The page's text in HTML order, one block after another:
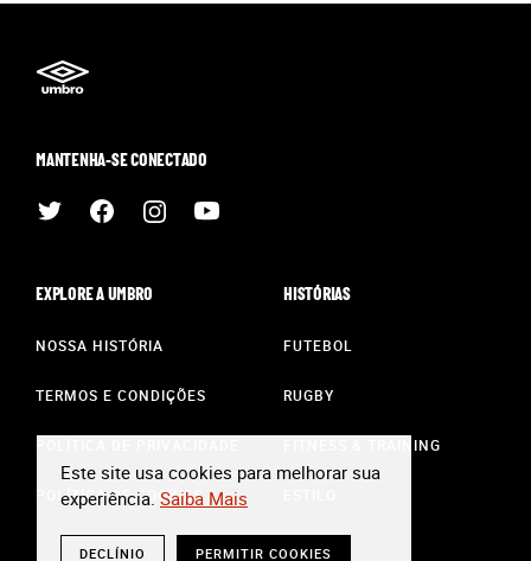
MANTENHA-SE CONECTADO
EXPLORE A UMBRO
NOSSA HISTÓRIA
TERMOS E CONDIÇÕES
POLÍTICA DE COOKIES
HISTÓRIAS
FUTEBOL
RUGBY
FITNESS & TRAINING
Este site usa cookies para melhorar sua
experiência. Saiba Mais
DECLÍNIO PERMITIR COOKIES